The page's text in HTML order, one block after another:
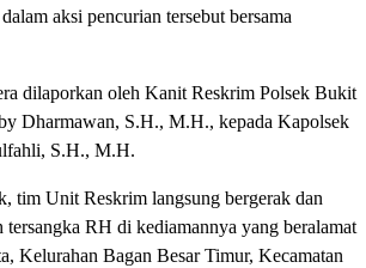
aksi pencurian tersebut bersama
dilaporkan oleh Kanit Reskrim Polsek Bukit
Dharmawan, S.H., M.H., kepada Kapolsek
S.H., M.H.
tim Unit Reskrim langsung bergerak dan
tersangka RH di kediamannya yang beralamat
Kelurahan Bagan Besar Timur, Kecamatan